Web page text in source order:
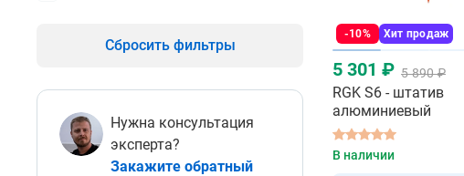
Сбросить фильтры
Нужна консультация
эксперта?
Закажите обратный
-10% Хит продаж
5 301 ₽ 5 890 ₽
RGK S6 - штатив
алюминиевый
В наличии